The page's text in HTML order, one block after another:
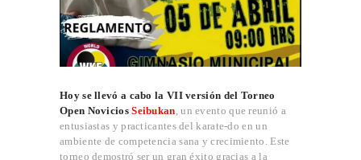
Hoy se llevó a cabo la VII versión del Torneo
Open NoviciosSeibukan, un evento que reunió a
entusiastas y practicantes del karate-do en un
ambiente de competencia sana y crecimiento. Este
torneo demostró ser un gran éxito gracias a la